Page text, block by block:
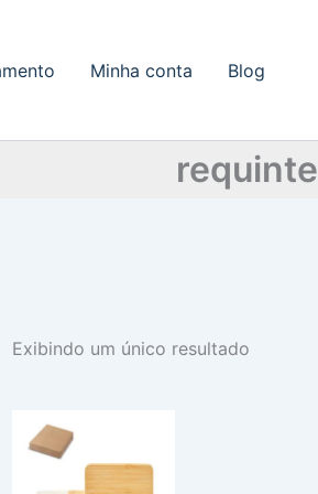
Minha conta Blog
requinte
Exibindo um único resultado